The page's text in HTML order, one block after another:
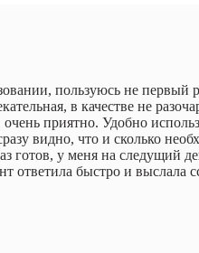
пользуюсь не первый
в качестве не
приятно. Удобно
видно, что и сколько
готов, у меня на следущий
ответила быстро и выслала